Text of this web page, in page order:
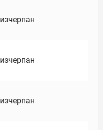
изчерпан
изчерпан
изчерпан